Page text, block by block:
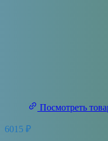
Посмотреть
6015 ₽